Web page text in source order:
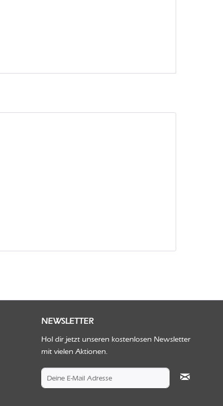
NEWSLETTER
Hol dir jetzt unseren kostenlosen Newsletter
mit vielen Aktionen.